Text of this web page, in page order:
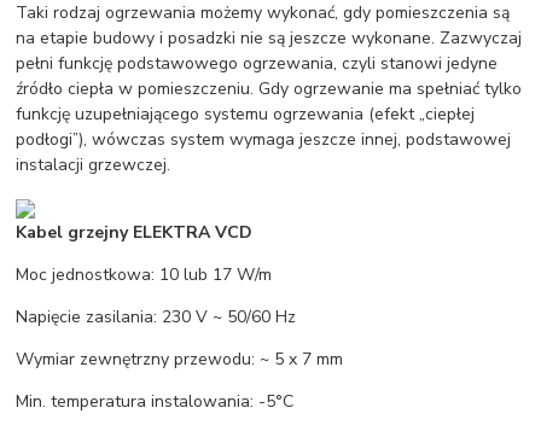
Taki rodzaj ogrzewania możemy wykonać, gdy pomieszczenia są
na etapie budowy i posadzki nie są jeszcze wykonane. Zazwyczaj
pełni funkcję podstawowego ogrzewania, czyli stanowi jedyne
źródło ciepła w pomieszczeniu. Gdy ogrzewanie ma spełniać tylko
funkcję uzupełniającego systemu ogrzewania (efekt „ciepłej
podłogi”), wówczas system wymaga jeszcze innej, podstawowej
instalacji grzewczej.
Kabel grzejny ELEKTRA VCD
Moc jednostkowa: 10 lub 17 W/m
Napięcie zasilania: 230 V ~ 50/60 Hz
Wymiar zewnętrzny przewodu: ~ 5 x 7 mm
Min. temperatura instalowania: -5°C